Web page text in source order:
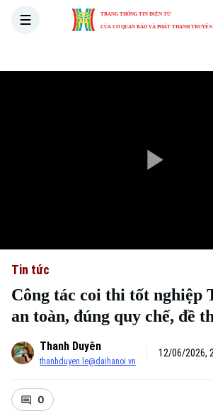
TRANG THÔNG TIN ĐIỆN TỬ
CỦA CƠ QUAN BÁO VÀ PHÁT THANH
Tin tức
Công tác coi thi tốt nghiệp
an toàn, đúng quy chế, đề
Thanh Duyên
thanhduyen.le@daihanoi.vn
12/06/2026,
0